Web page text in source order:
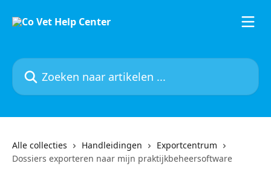
Zoeken naar artikelen ...
Alle collecties Handleidingen
Exportcentrum
Dossiers exporteren naar mijn praktijkbeheersoftware